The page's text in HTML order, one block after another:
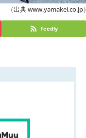
（出典 www.yamakei.co.jp）
Feedly